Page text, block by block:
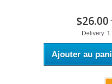
$26.00
Delivery:
Ajouter au